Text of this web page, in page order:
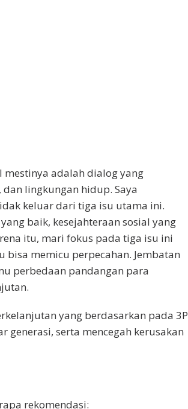
mestinya adalah dialog yang
lingkungan hidup. Saya
keluar dari tiga isu utama ini.
baik, kesejahteraan sosial yang
itu, mari fokus pada tiga isu ini
memicu perpecahan. Jembatan
perbedaan pandangan para
yang berdasarkan pada 3P
serta mencegah kerusakan
rekomendasi: